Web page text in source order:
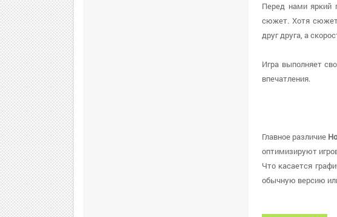
Перед нами яркий
сюжет. Хотя сюжет
друг друга, а
Игра выполняет
впечатления.
Главное различие
оптимизируют
Что касается
обычную версию